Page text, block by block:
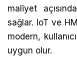
maliyet
sağlar. IoT ve
modern,
uygun olur.